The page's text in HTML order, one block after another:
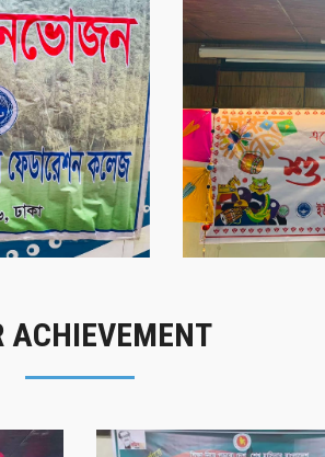
বাংলা নববর্ষ ১৪৩২
ACHIEVEMENT